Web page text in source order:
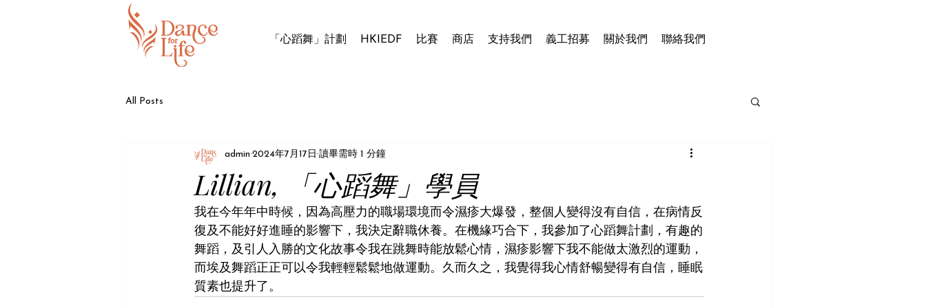
「心蹈舞」計劃 HKIEDF 比賽 商店 支持我們 義工招募 關於我們 聯絡我們
All Posts
Lillian, 「心蹈舞」學員
admin 2024年7月17日 讀畢需時 1 分鐘
我在今年年中時候，因為高壓力的職場環境而令濕疹大爆發，整個人變得沒有自信，在病情反
復及不能好好進睡的影響下，我決定辭職休養。在機緣巧合下，我參加了心蹈舞計劃，有趣的
舞蹈，及引人入勝的文化故事令我在跳舞時能放鬆心情，濕疹影響下我不能做太激烈的運動，
而埃及舞蹈正正可以令我輕輕鬆鬆地做運動。久而久之，我覺得我心情舒暢變得有自信，睡眠
質素也提升了。